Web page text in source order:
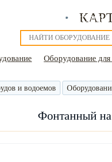
ВОДОЕМЫ
Оборудование
и водоемов
Фонтанный